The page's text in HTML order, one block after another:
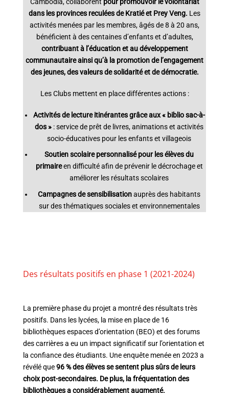
Cambodia, collaborent pour promouvoir le volontariat
dans les provinces reculées de Kratié et Prey Veng. Les
activités menées par les membres, âgés de 8 à 20 ans,
bénéficient à des centaines d’enfants et d’adultes,
contribuant à l’éducation et au développement
communautaire ainsi qu’à la promotion de l’engagement
des jeunes, des valeurs de solidarité et de démocratie.
Les Clubs mettent en place différentes actions :
Activités de lecture itinérantes grâce aux « biblio sac-à-
dos » : service de prêt de livres, animations et activités
socio-éducatives pour les enfants et villageois
Soutien scolaire personnalisé pour les élèves du
primaireen difficulté afin de prévenir le décrochage et
améliorer les résultats scolaires
Campagnes de sensibilisationauprès des habitants
sur des thématiques sociales et environnementales
Des résultats positifs en phase 1 (2021-2024)
La première phase du projet a montré des résultats très
positifs. Dans les lycées, la mise en place de 16
bibliothèques espaces d’orientation (BEO) et des forums
des carrières a eu un impact significatif sur l’orientation et
la confiance des étudiants. Une enquête menée en 2023 a
révélé que96 % des élèves se sentent plus sûrs de leurs
choix post-secondaires. De plus, la fréquentation des
bibliothèques a considérablement augmenté.